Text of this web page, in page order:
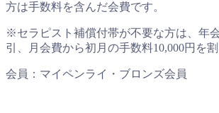
方は手数料を含んだ会費です。
※セラピスト補償付帯が不要な方は、年
引、月会費から初月の手数料10,000円を割
会員：マイペンライ・ブロンズ会員